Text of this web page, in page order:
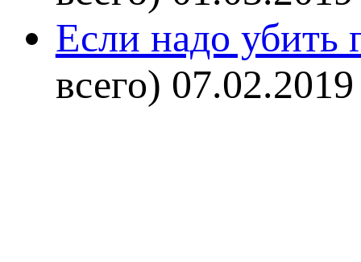
Если надо убить
всего) 07.02.2019